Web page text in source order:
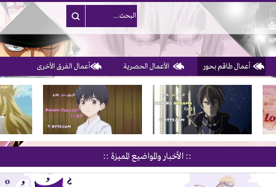
أعمال طاقم بحور الأعمال الحصرية أعمال الفرق الأخرى
1, 2, 3 & 4of 10
:: الأخبار والمواضيع المميزة ::